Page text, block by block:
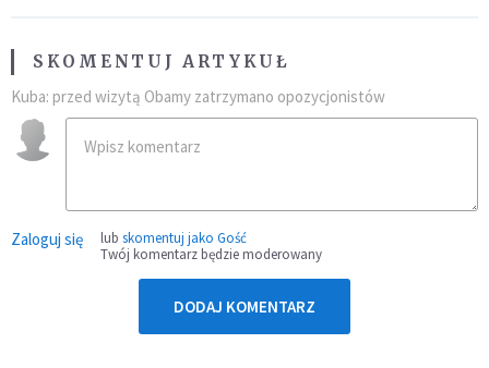
SKOMENTUJ ARTYKUŁ
Kuba: przed wizytą Obamy zatrzymano opozycjonistów
Zaloguj się lub skomentuj jako Gość
Twój komentarz będzie moderowany
DODAJ KOMENTARZ